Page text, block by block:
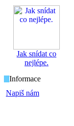
Jak snídat co
nejlépe.
Informace
Napiš nám